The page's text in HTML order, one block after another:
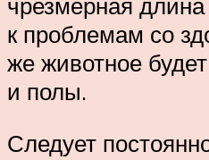
к проблемам со
же животное
и полы.
Следует